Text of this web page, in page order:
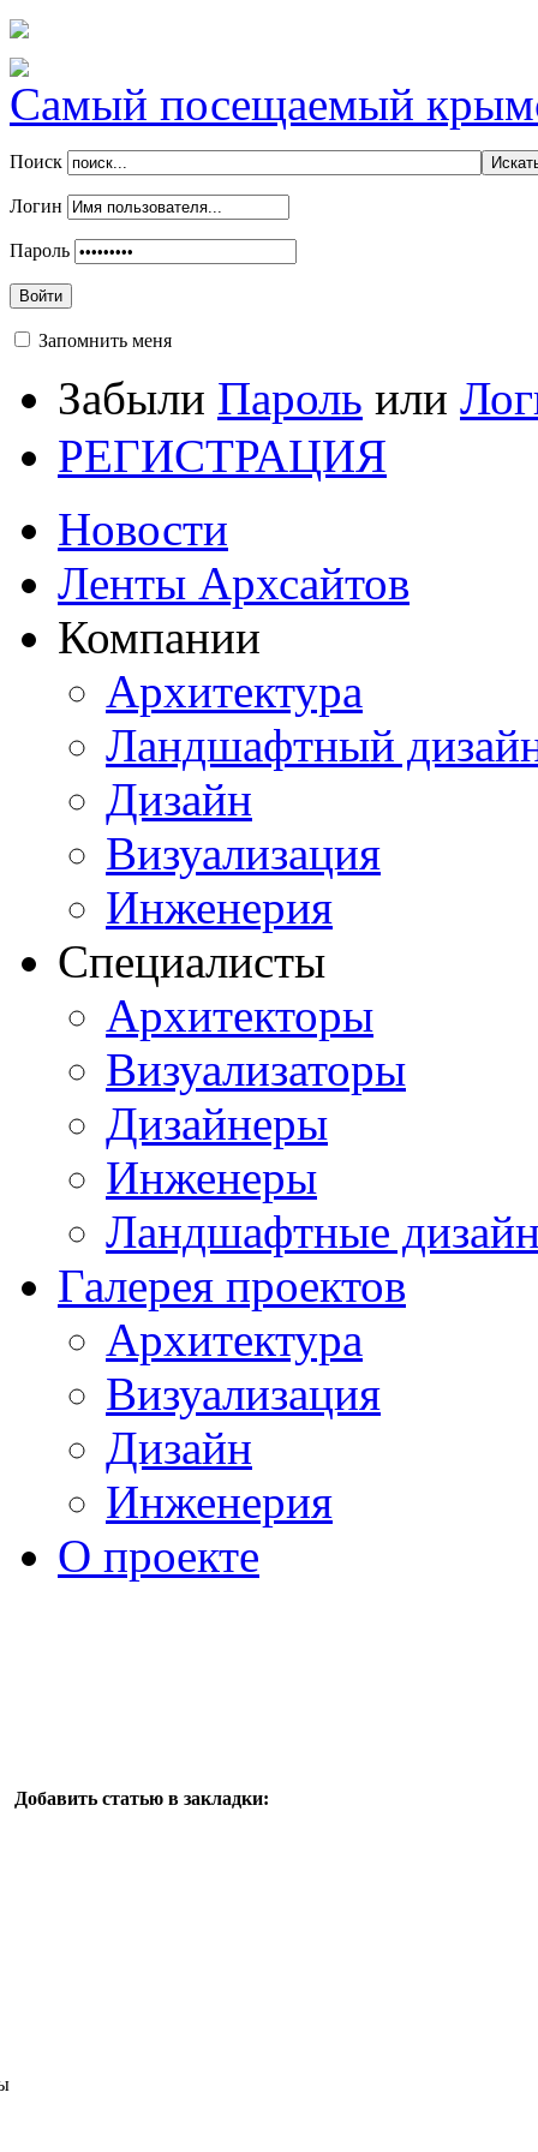
Самый посещаемый
Поиск
Логин
Пароль
Войти
Запомнить меня
Забыли Пароль или
РЕГИСТРАЦИЯ
Новости
Ленты Архсайтов
Компании
Архитектура
Ландшафтный
Дизайн
Визуализация
Инженерия
Специалисты
Архитекторы
Визуализаторы
Дизайнеры
Инженеры
Ландшафтные
Галерея проектов
Архитектура
Визуализация
Дизайн
Инженерия
О проекте
Добавить статью в закладки: